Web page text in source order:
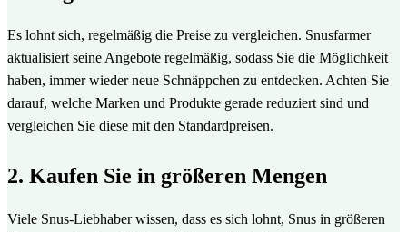
Es lohnt sich, regelmäßig die Preise zu vergleichen. Snusfarmer
aktualisiert seine Angebote regelmäßig, sodass Sie die Möglichkeit
haben, immer wieder neue Schnäppchen zu entdecken. Achten Sie
darauf, welche Marken und Produkte gerade reduziert sind und
vergleichen Sie diese mit den Standardpreisen.
2. Kaufen Sie in größeren Mengen
Viele Snus-Liebhaber wissen, dass es sich lohnt, Snus in größeren